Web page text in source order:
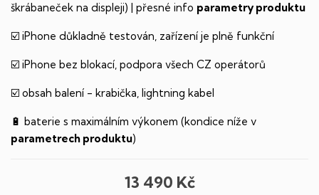
škrábaneček na displeji) | přesné info parametry produktu
☑️ iPhone důkladně testován, zařízení je plně funkční
☑️ iPhone bez blokací, podpora všech CZ operátorů
☑️ obsah balení - krabička, lightning kabel
🔋 baterie s maximálním výkonem (kondice níže v
parametrech produktu)
13 490 Kč